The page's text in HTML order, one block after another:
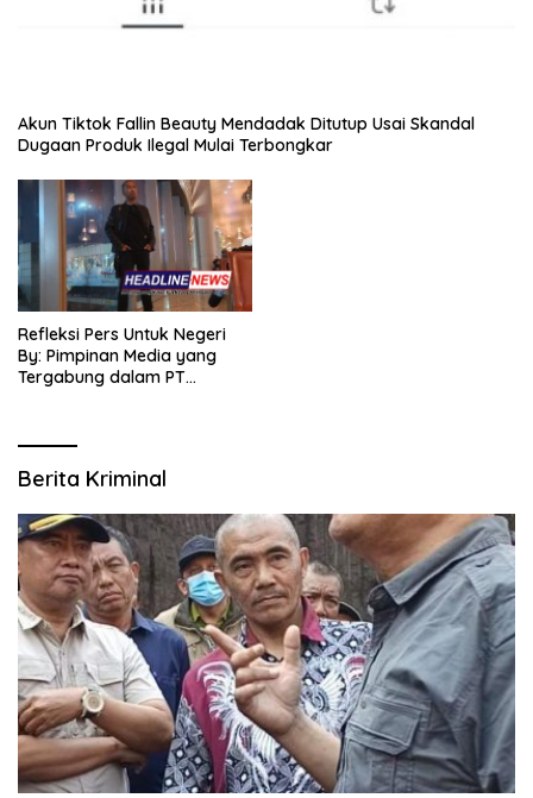
Akun Tiktok Fallin Beauty Mendadak Ditutup Usai Skandal
Dugaan Produk Ilegal Mulai Terbongkar
Refleksi Pers Untuk Negeri
By: Pimpinan Media yang
Tergabung dalam PT
Berita Kriminal